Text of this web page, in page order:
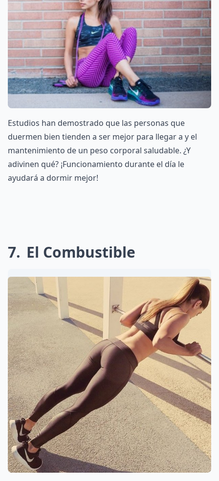
Estudios han demostrado que las personas que
duermen bien tienden a ser mejor para llegar a y el
mantenimiento de un peso corporal saludable. ¿Y
adivinen qué? ¡Funcionamiento durante el día le
ayudará a dormir mejor!
7 El Combustible